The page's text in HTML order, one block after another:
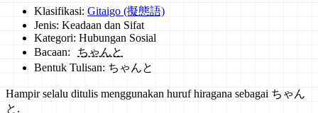
Klasifikasi: Gitaigo (擬態語)
Jenis: Keadaan dan Sifat
Kategori: Hubungan Sosial
Bacaan:
ちゃんと
Bentuk Tulisan: ちゃんと
Hampir selalu ditulis menggunakan huruf hiragana sebagai ちゃん
と.